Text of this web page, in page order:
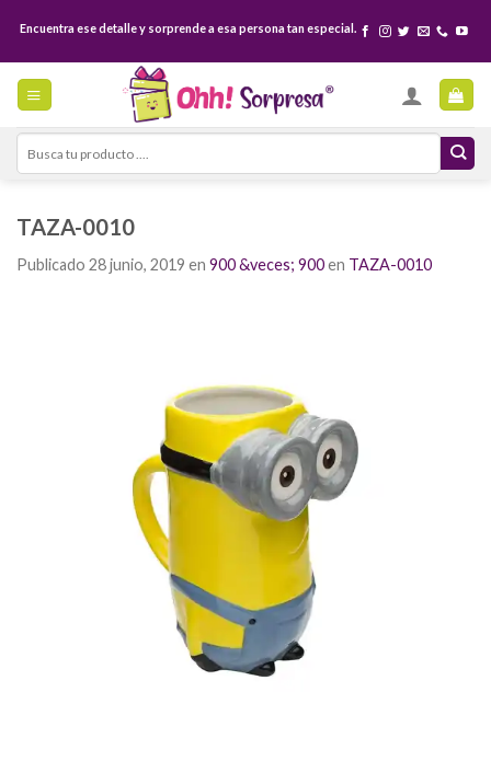
content
Encuentra ese detalle y sorprende a esa persona tan especial.
Search
for:
TAZA-0010
Publicado 28 junio, 2019 en 900 &veces; 900en TAZA-0010